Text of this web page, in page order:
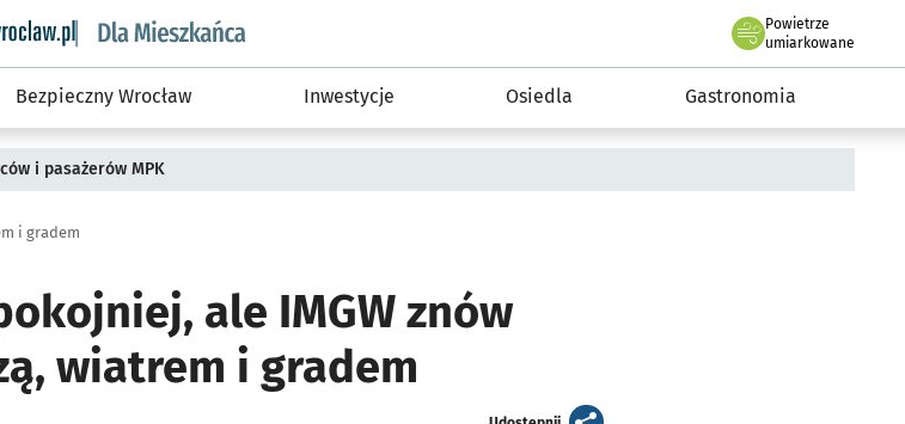
informacyjny wroclaw.pl podserwis: Dla mieszkańca
Powietrze
we Wrocławiu
umiarkowane
Bezpieczny Wrocław Inwestycje Osiedla Gastronomia
i pasażerów MPK
i gradem
ale IMGW znów
wiatrem i gradem